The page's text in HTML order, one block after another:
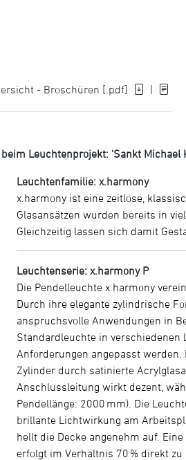
- Broschüren [.pdf] |
Leuchtenprojekt: 'Sankt Michael
Leuchtenfamilie: x.harmony
x.harmony ist eine zeitlose,
Glasansätzen wurden bereits in
Gleichzeitig lassen sich damit
Leuchtenserie: x.harmony P
Die Pendelleuchte x.harmony
Durch ihre elegante zylindrische
anspruchsvolle Anwendungen in
Standardleuchte in
Anforderungen angepasst
Zylinder durch satinierte
Anschlussleitung wirkt dezent,
Pendellänge: 2000 mm). Die
brillante Lichtwirkung am
hellt die Decke angenehm auf.
erfolgt im Verhältnis 70 % direkt